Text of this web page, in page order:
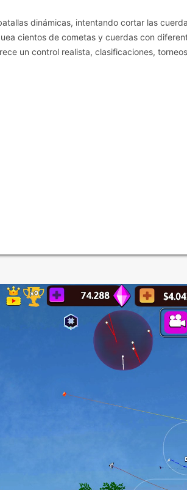
dinámicas, intentando cortar las
cientos de cometas y cuerdas con
un control realista, clasificaciones,